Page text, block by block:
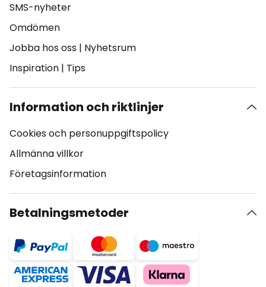
SMS-nyheter
Omdömen
Jobba hos oss | Nyhetsrum
Inspiration | Tips
Information och riktlinjer
Cookies och personuppgiftspolicy
Allmänna villkor
Företagsinformation
Betalningsmetoder